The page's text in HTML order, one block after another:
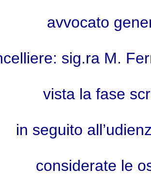
avvocato
sig.ra M.
vista la fase
in seguito
considerate le